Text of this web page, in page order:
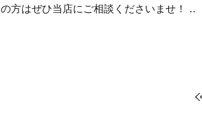
の方はぜひ当店にご相談くださいませ！ 厨